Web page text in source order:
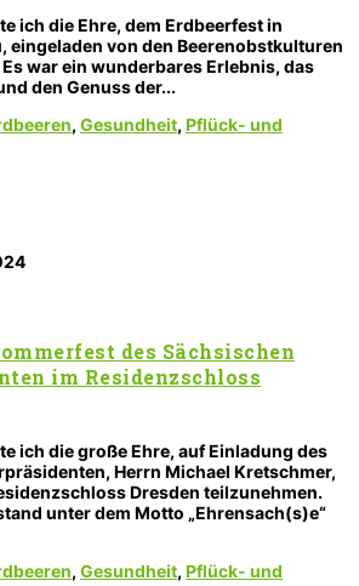
ich die Ehre, dem Erdbeerfest in
eingeladen von den Beerenobstkulturen
war ein wunderbares Erlebnis, das
den Genuss der...
, Gesundheit, Pflück- und
des Sächsischen
im Residenzschloss
ich die große Ehre, auf Einladung des
Herrn Michael Kretschmer,
Dresden teilzunehmen.
unter dem Motto „Ehrensach(s)e“
, Gesundheit, Pflück- und